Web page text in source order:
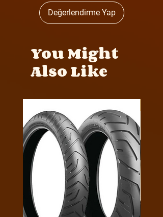
Değerlendirme Yap
You Might
Also Like